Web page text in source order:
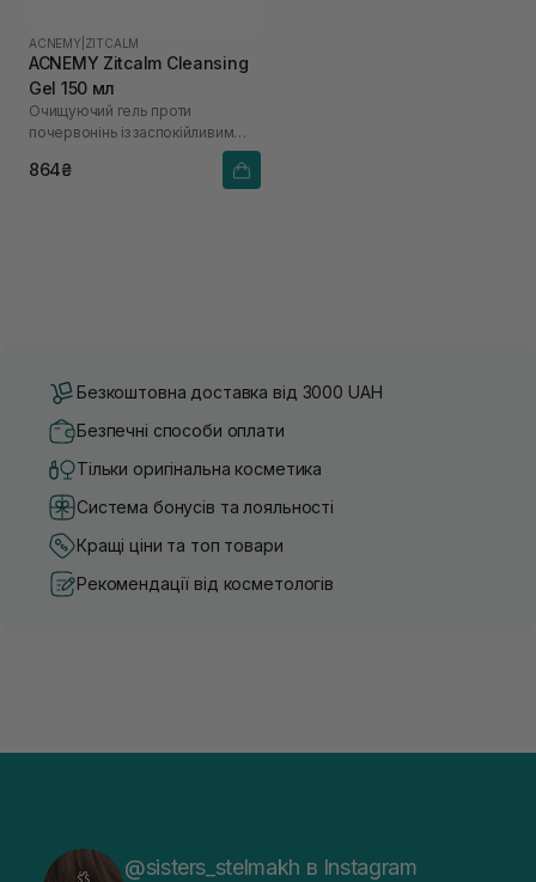
ACNEMY ZITCALM
ACNEMY Zitcalm Cleansing
Gel 150 мл
Очищуючий гель проти
почервонінь із заспокійливим
864₴
Безкоштовна доставка від 3000 UAH
Безпечні способи оплати
Тільки оригінальна косметика
Система бонусів та лояльності
Кращі ціни та топ товари
Рекомендації від косметологів
@sisters_stelmakh в Instagram